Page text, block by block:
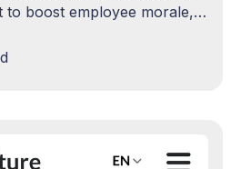
to boost employee morale,
impacts your business's